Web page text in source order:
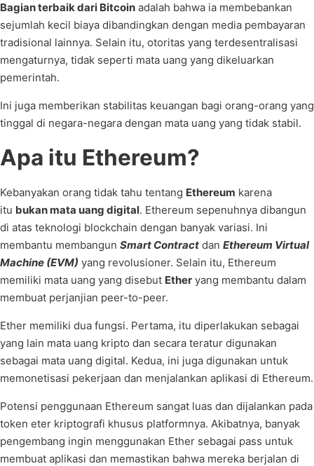
Bagian terbaik dari Bitcoin adalah bahwa ia membebankan
sejumlah kecil biaya dibandingkan dengan media pembayaran
tradisional lainnya. Selain itu, otoritas yang terdesentralisasi
mengaturnya, tidak seperti mata uang yang dikeluarkan
pemerintah.
Ini juga memberikan stabilitas keuangan bagi orang-orang yang
tinggal di negara-negara dengan mata uang yang tidak stabil.
Apa itu Ethereum?
Kebanyakan orang tidak tahu tentang Ethereum karena
itu bukan mata uang digital. Ethereum sepenuhnya dibangun
di atas teknologi blockchain dengan banyak variasi. Ini
membantu membangun Smart Contract dan Ethereum Virtual
Machine (EVM) yang revolusioner. Selain itu, Ethereum
memiliki mata uang yang disebut Ether yang membantu dalam
membuat perjanjian peer-to-peer.
Ether memiliki dua fungsi. Pertama, itu diperlakukan sebagai
yang lain mata uang kripto dan secara teratur digunakan
sebagai mata uang digital. Kedua, ini juga digunakan untuk
memonetisasi pekerjaan dan menjalankan aplikasi di Ethereum.
Potensi penggunaan Ethereum sangat luas dan dijalankan pada
token eter kriptografi khusus platformnya. Akibatnya, banyak
pengembang ingin menggunakan Ether sebagai pass untuk
membuat aplikasi dan memastikan bahwa mereka berjalan di